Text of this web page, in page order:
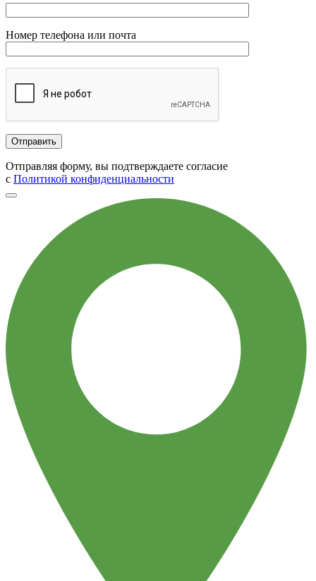
Номер телефона или почта
Отправляя форму, вы подтверждаете согласие
с Политикой конфиденциальности